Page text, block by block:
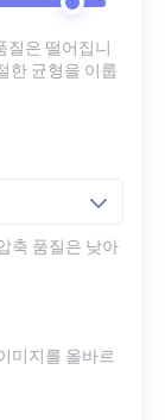
은 떨어집니
한 균형을 이룹
축 품질은 낮아
미지를 올바르